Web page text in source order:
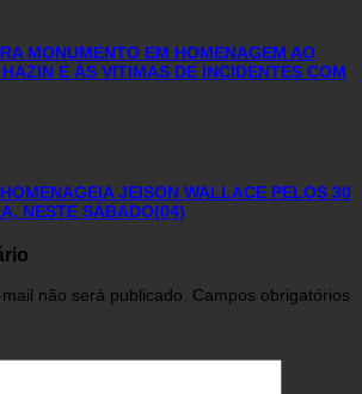
MONUMENTO EM HOMENAGEM AO
E ÀS VITIMAS DE INCIDENTES COM
JEISON WALLACE PELOS 30
NESTE SÁBADO(04)
não será publicado. Campos obrigatórios